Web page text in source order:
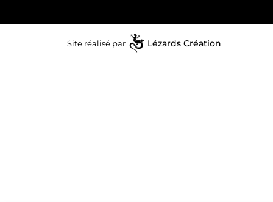
Site réalisé par Lézards Création